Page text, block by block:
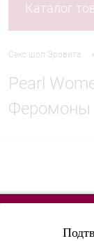
Каталог
Секс шоп Эровита
Pearl
Феромоны